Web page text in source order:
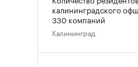
калининградского
330 компаний
Калининград